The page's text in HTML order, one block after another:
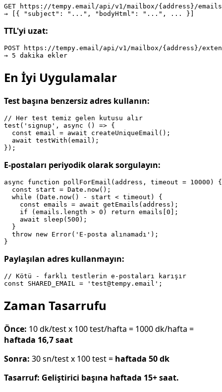
GET https://tempy.email/api/v1/mailbox/{address}/emails
TTL'yi uzat:
POST https://tempy.email/api/v1/mailbox/{address}/
En İyi Uygulamalar
Test başına benzersiz adres kullanın:
// Her test temiz gelen kutusu alır
test('signup', async () => {
  const email = await createUniqueEmail();
  await testWith(email);
E-postaları periyodik olarak sorgulayın:
async function pollForEmail(address, timeout = 10000) {
  const start = Date.now();
  while (Date.now() - start < timeout) {
    const emails = await getEmails(address);
    if (emails.length > 0) return emails[0];
    await sleep(500);
  }
  throw new Error('E-posta alınamadı');
Paylaşılan adres kullanmayın:
// Kötü - farklı testlerin e-postaları karışır
Zaman Tasarrufu
Önce: 10 dk/test x 100 test/hafta = 1000 dk/hafta =
haftada 16,7 saat
Sonra: 30 sn/test x 100 test = haftada 50 dk
Tasarruf: Geliştirici başına haftada 15+ saat.